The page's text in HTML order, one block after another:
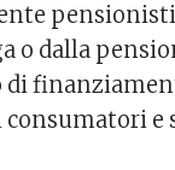
o dalla